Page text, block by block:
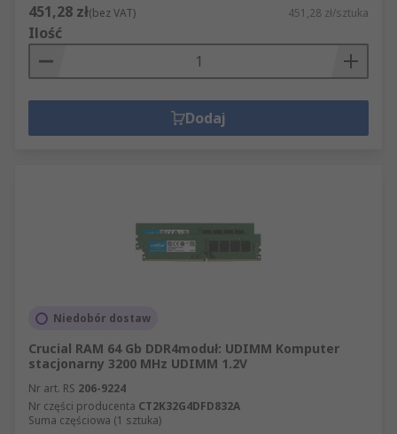
451,28 zł(bez VAT) 451,28 zł/sztuka
Ilość
Dodaj
Niedobór dostaw
Crucial RAM 64 Gb DDR4moduł: UDIMM Komputer
stacjonarny 3200 MHz UDIMM 1.2V
Nr art. RS 206-9224
Nr części producenta CT2K32G4DFD832A
Suma częściowa (1 sztuka)